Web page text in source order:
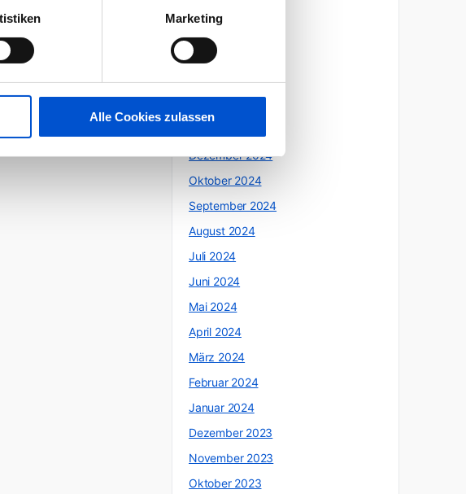
Marketing
Alle Cookies zulassen
Mai 2025
April 2025
März 2025
Dezember 2024
Oktober 2024
September 2024
August 2024
Juli 2024
Juni 2024
Mai 2024
April 2024
März 2024
Februar 2024
Januar 2024
Dezember 2023
November 2023
Oktober 2023